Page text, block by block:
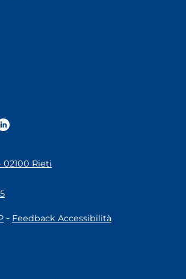
02100 Rieti
- Feedback Accessibilità